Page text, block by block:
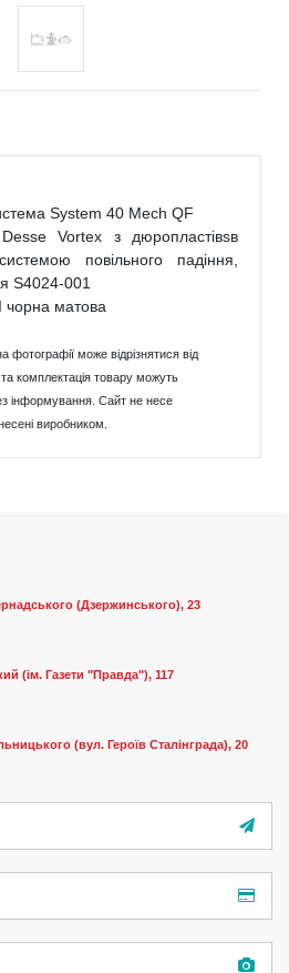
System 40 Mech QF
Vortex з дюропластівsв
повільного падіння,
S4024-001
чорна матова
фотографії може відрізнятися від
комплектація товару можуть
інформування. Сайт не несе
виробником.
(Дзержинського), 23
(ім. Газети "Правда"), 117
(вул. Героїв Сталінграда), 20